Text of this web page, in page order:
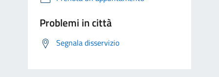
Problemi in città
Segnala disservizio